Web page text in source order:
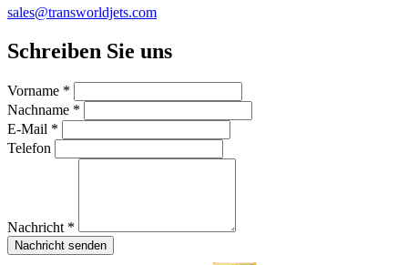
sales@transworldjets.com
Schreiben Sie uns
Vorname *
Nachname *
E-Mail *
Telefon
Nachricht *
Nachricht senden